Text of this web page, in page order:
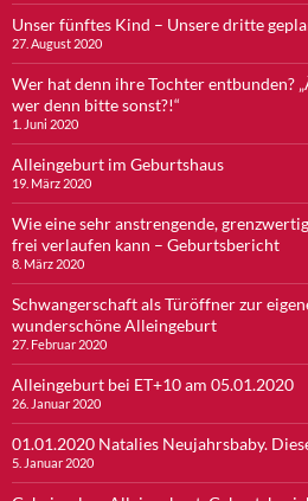
Unser fünftes Kind – Unsere dritte
27. August 2020
Wer hat denn ihre Tochter entbunden?
wer denn bitte sonst?!“
1. Juni 2020
Alleingeburt im Geburtshaus
19. März 2020
Wie eine sehr anstrengende,
frei verlaufen kann – Geburtsbericht
8. März 2020
Schwangerschaft als Türöffner zur
wunderschöne Alleingeburt
27. Februar 2020
Alleingeburt bei ET+10 am 05.01.2020
26. Januar 2020
01.01.2020 Natalies Neujahrsbaby.
5. Januar 2020